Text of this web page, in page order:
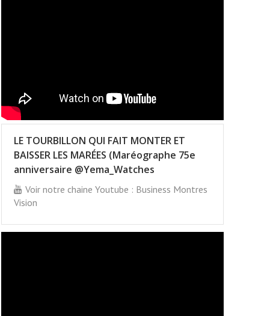
LE TOURBILLON QUI FAIT MONTER ET
BAISSER LES MARÉES (Maréographe 75e
anniversaire @Yema_Watches
Voir notre chaine Youtube : Business Montres
Vision